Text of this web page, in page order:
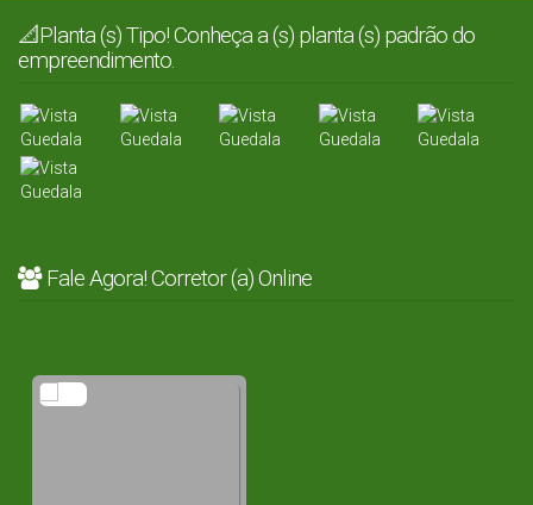
📐Planta (s) Tipo! Conheça a (s) planta (s) padrão do
empreendimento.
Fale Agora! Corretor (a) Online